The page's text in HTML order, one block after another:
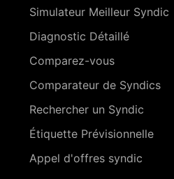
Simulateur Meilleur Syndic
Diagnostic Détaillé
Comparez-vous
Comparateur de Syndics
Rechercher un Syndic
Étiquette Prévisionnelle
Appel d'offres syndic